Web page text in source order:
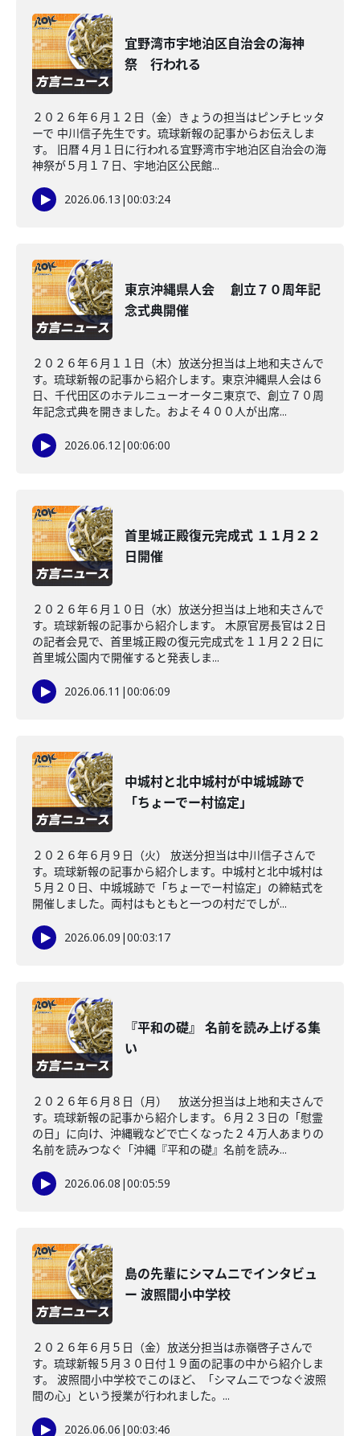
宜野湾市宇地泊区自治会の海神
祭 行われる
２０２６年６月１２日（金）きょうの担当はピンチヒッタ
ーで 中川信子先生です。琉球新報の記事からお伝えしま
す。 旧暦４月１日に行われる宜野湾市宇地泊区自治会の海
神祭が５月１７日、宇地泊区公民館...
2026.06.13 |00:03:24
東京沖縄県人会 創立７０周年記
念式典開催
２０２６年６月１１日（木）放送分担当は上地和夫さんで
す。琉球新報の記事から紹介します。東京沖縄県人会は６
日、千代田区のホテルニューオータニ東京で、創立７０周
年記念式典を開きました。およそ４００人が出席...
2026.06.12|00:06:00
首里城正殿復元完成式 １１月２２
日開催
２０２６年６月１０日（水）放送分担当は上地和夫さんで
す。琉球新報の記事から紹介します。 木原官房長官は２日
の記者会見で、首里城正殿の復元完成式を１１月２２日に
首里城公園内で開催すると発表しま...
2026.06.11 |00:06:09
中城村と北中城村が中城城跡で
「ちょーでー村協定」
２０２６年６月９日（火） 放送分担当は中川信子さんで
す。琉球新報の記事から紹介します。中城村と北中城村は
５月２０日、中城城跡で「ちょーでー村協定」の締結式を
開催しました。両村はもともと一つの村だでしが...
2026.06.09 |00:03:17
『平和の礎』 名前を読み上げる集
い
２０２６年６月８日（月） 放送分担当は上地和夫さんで
す。琉球新報の記事から紹介します。６月２３日の「慰霊
の日」に向け、沖縄戦などで亡くなった２４万人あまりの
名前を読みつなぐ「沖縄『平和の礎』名前を読み...
2026.06.08 |00:05:59
島の先輩にシマムニでインタビュ
ー 波照間小中学校
２０２６年６月５日（金）放送分担当は赤嶺啓子さんで
す。琉球新報５月３０日付１９面の記事の中から紹介しま
す。 波照間小中学校でこのほど、「シマムニでつなぐ波照
間の心」という授業が行われました。...
2026.06.06 |00:03:46